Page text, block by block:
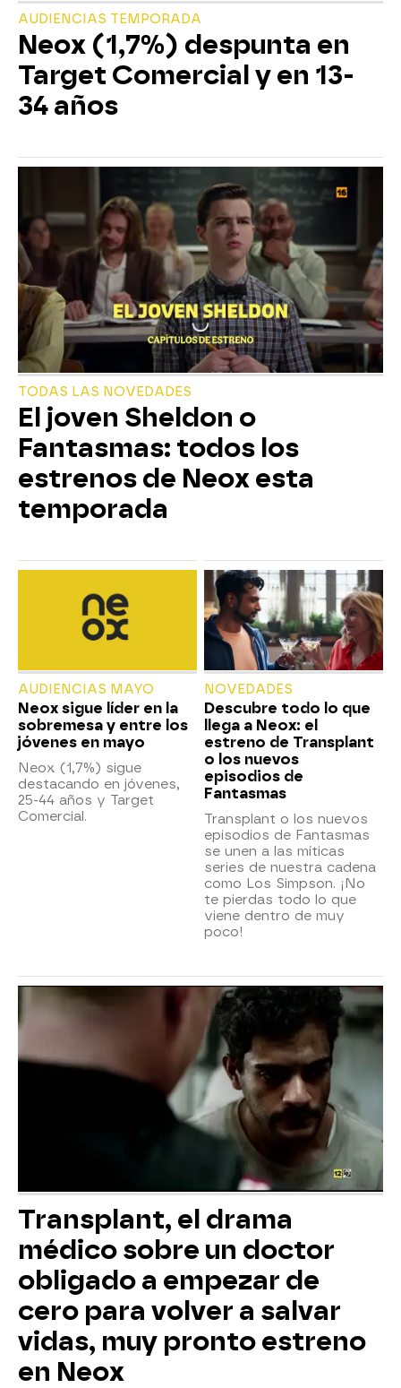
AUDIENCIAS TEMPORADA
Neox (1,7%) despunta en
Target Comercial y en 13-
34 años
TODAS LAS NOVEDADES
El joven Sheldon o
Fantasmas: todos los
estrenos de Neox esta
temporada
AUDIENCIAS MAYO
Neox sigue líder en la
sobremesa y entre los
jóvenes en mayo
Neox (1,7%) sigue
destacando en jóvenes,
25-44 años y Target
Comercial.
NOVEDADES
Descubre todo lo que
llega a Neox: el
estreno de Transplant
o los nuevos
episodios de
Fantasmas
Transplant o los nuevos
episodios de Fantasmas
se unen a las míticas
series de nuestra cadena
como Los Simpson. ¡No
te pierdas todo lo que
viene dentro de muy
poco!
Transplant, el drama
médico sobre un doctor
obligado a empezar de
cero para volver a salvar
vidas, muy pronto estreno
en Neox